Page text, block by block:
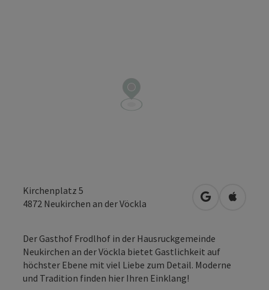
Kirchenplatz 5
4872 Neukirchen an der Vöckla in Google
in
Der Gasthof Frodlhof in der Hausruckgemeinde
Neukirchen an der Vöckla bietet Gastlichkeit auf
höchster Ebene mit viel Liebe zum Detail. Moderne
und Tradition finden hier Ihren Einklang!